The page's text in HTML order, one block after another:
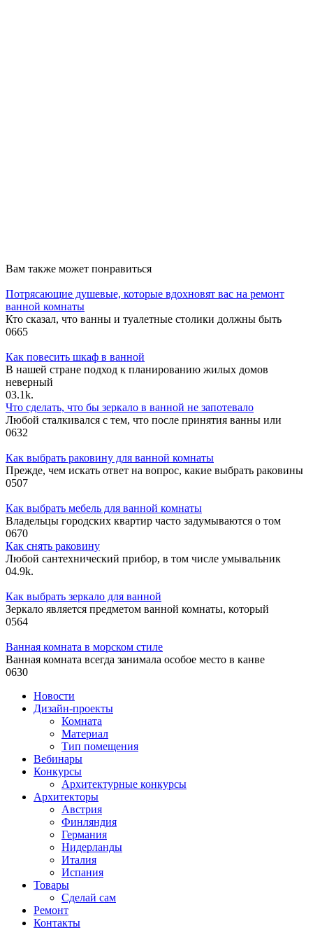
Вам также может понравиться
Потрясающие душевые, которые вдохновят вас на ремонт
ванной комнаты
Кто сказал, что ванны и туалетные столики должны быть
0665
Как повесить шкаф в ванной
В нашей стране подход к планированию жилых домов
неверный
03.1k.
Что сделать, что бы зеркало в ванной не запотевало
Любой сталкивался с тем, что после принятия ванны или
0632
Как выбрать раковину для ванной комнаты
Прежде, чем искать ответ на вопрос, какие выбрать раковины
0507
Как выбрать мебель для ванной комнаты
Владельцы городских квартир часто задумываются о том
0670
Как снять раковину
Любой сантехнический прибор, в том числе умывальник
04.9k.
Как выбрать зеркало для ванной
Зеркало является предметом ванной комнаты, который
0564
Ванная комната в морском стиле
Ванная комната всегда занимала особое место в канве
0630
Новости
Дизайн-проекты
Комната
Материал
Тип помещения
Вебинары
Конкурсы
Архитектурные конкурсы
Архитекторы
Австрия
Финляндия
Германия
Нидерланды
Италия
Испания
Товары
Сделай сам
Ремонт
Контакты